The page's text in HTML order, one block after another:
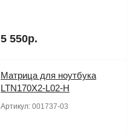
5 550р.
Матрица для ноутбука
LTN170X2-L02-H
Артикул: 001737-03